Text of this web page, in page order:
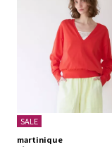
SALE
martinique